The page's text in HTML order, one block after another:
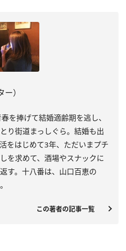
）
を捧げて結婚適齢期を逃し、
り街道まっしぐら。結婚も出
をはじめて3年、ただいまプチ
を求めて、酒場やスナックに
す。十八番は、山口百恵の
この著者の記事一覧